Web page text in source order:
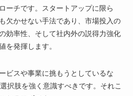
ーチです。スタートアップに限ら
欠かせない手法であり、市場投入の
効率性、そして社内外の説得力強化
を発揮します。
ビスや事業に挑もうとしているな
択肢を強く意識すべきです。それこ